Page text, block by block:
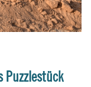
Puzzlestück